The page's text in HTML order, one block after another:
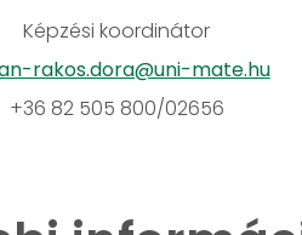
Képzési koordinátor
rakos.dora@uni-mate.hu
+36 82 505 800/02656